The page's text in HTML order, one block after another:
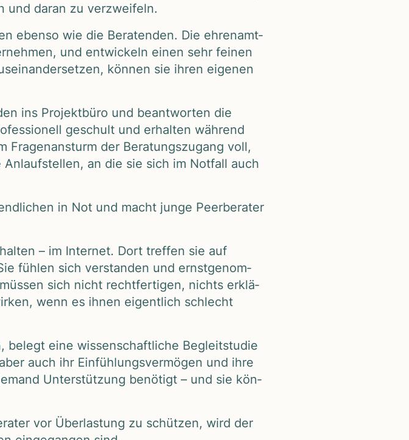
und daran zu ver­zwei­feln.
ebenso wie die Bera­ten­den. Die ehren­amt­
und ent­wi­ckeln einen sehr fei­nen
kön­nen sie ihren eige­nen
ins Pro­jekt­büro und beant­wor­ten die
geschult und erhal­ten wäh­rend
der Bera­tungs­zu­gang voll,
an die sie sich im Not­fall auch
in Not und macht junge Peer­be­ra­ter
– im Inter­net. Dort tref­fen sie auf
füh­len sich ver­stan­den und ernst­ge­nom­
sich nicht recht­fer­ti­gen, nichts erklä­
wenn es ihnen eigent­lich schlecht
belegt eine wis­sen­schaft­li­che Begleit­stu­die
auch ihr Ein­füh­lungs­ver­mö­gen und ihre
Unter­stüt­zung benö­tigt – und sie kön­
vor Über­las­tung zu schüt­zen, wird der